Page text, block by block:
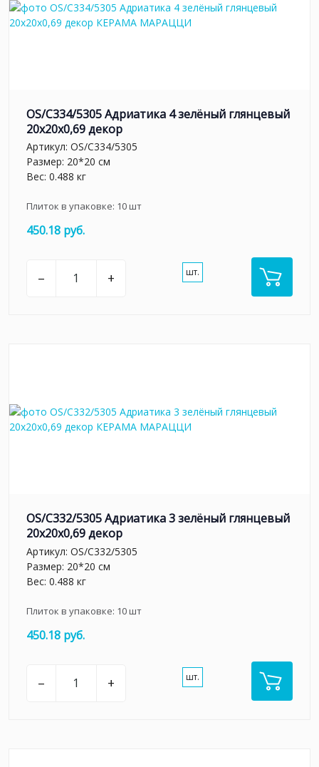
OS/C334/5305 Адриатика 4 зелёный глянцевый
20x20x0,69 декор
Артикул: OS/C334/5305
Размер: 20*20 см
Вес: 0.488 кг
Плиток в упаковке: 10шт
450.18 руб.
– + шт.
OS/C332/5305 Адриатика 3 зелёный глянцевый
20x20x0,69 декор
Артикул: OS/C332/5305
Размер: 20*20 см
Вес: 0.488 кг
Плиток в упаковке: 10шт
450.18 руб.
– + шт.